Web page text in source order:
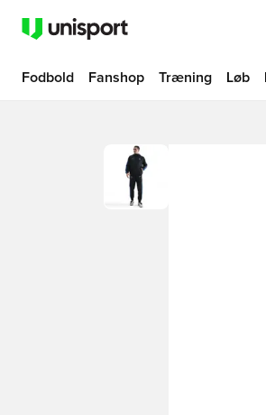
Fodbold Fanshop Træning Løb